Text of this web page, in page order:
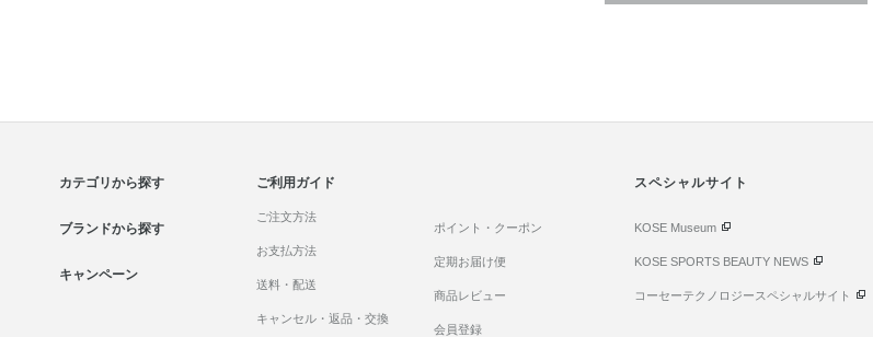
カテゴリから探す
ブランドから探す
キャンペーン
ご利用ガイド
ご注文方法
お支払方法
送料・配送
キャンセル・返品・交換
ポイント・クーポン
定期お届け便
商品レビュー
会員登録
スペシャルサイト
KOSE Museum
KOSE SPORTS BEAUTY NEWS
コーセーテクノロジースペシャルサイト